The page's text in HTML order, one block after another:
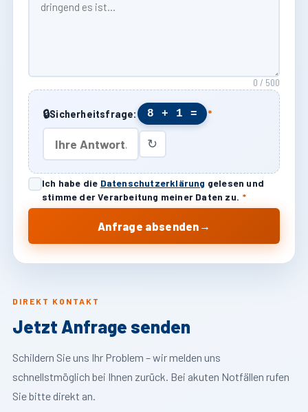
DIREKT KONTAKT
Jetzt Anfrage senden
Schildern Sie uns Ihr Problem – wir melden uns
schnellstmöglich bei Ihnen zurück. Bei akuten Notfällen rufen
Sie bitte direkt an.
0 / 500
🔒Sicherheitsfrage: 8 + 1 = *
↻
Ich habe die Datenschutzerklärung gelesen und
stimme der Verarbeitung meiner Daten zu. *
Anfrage absenden →